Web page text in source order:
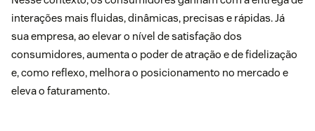
interações mais fluidas, dinâmicas, precisas e rápidas. Já
sua empresa, ao elevar o nível de satisfação dos
consumidores, aumenta o poder de atração e de fidelização
e, como reflexo, melhora o posicionamento no mercado e
eleva o faturamento.